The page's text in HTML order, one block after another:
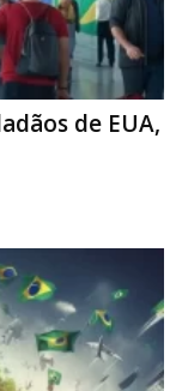
de EUA,